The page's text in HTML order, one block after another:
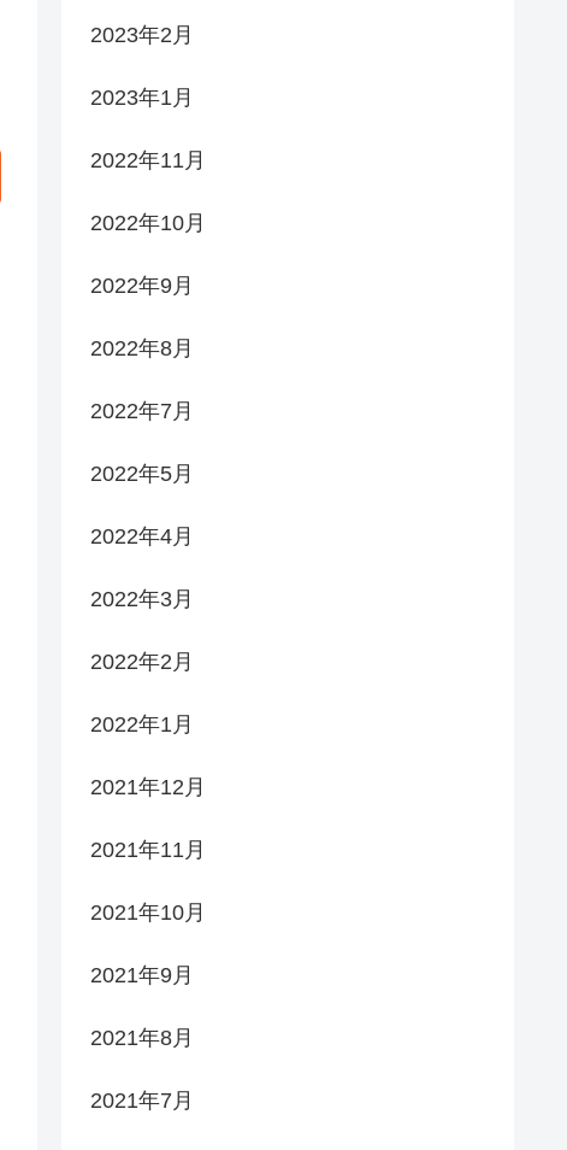
2023年2月
2023年1月
2022年11月
2022年10月
2022年9月
2022年8月
2022年7月
2022年5月
2022年4月
2022年3月
2022年2月
2022年1月
2021年12月
2021年11月
2021年10月
2021年9月
2021年8月
2021年7月